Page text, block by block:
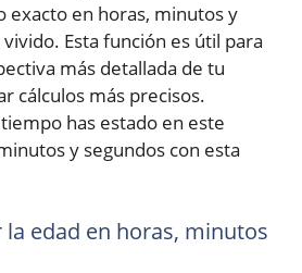
exacto en horas, minutos y
Esta función es útil para
más detallada de tu
cálculos más precisos.
has estado en este
y segundos con esta
la edad en horas, minutos